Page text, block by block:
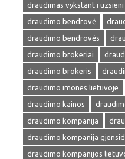
draudimas vykstant i uzsieni
draudimo bendrovė
draudimo bendrovės
draudimo brokeriai
draudimo brokeris
draudimo imones lietuvoje
draudimo kainos
draudimo kompanija
draudimo kompanija
draudimo kompanijos